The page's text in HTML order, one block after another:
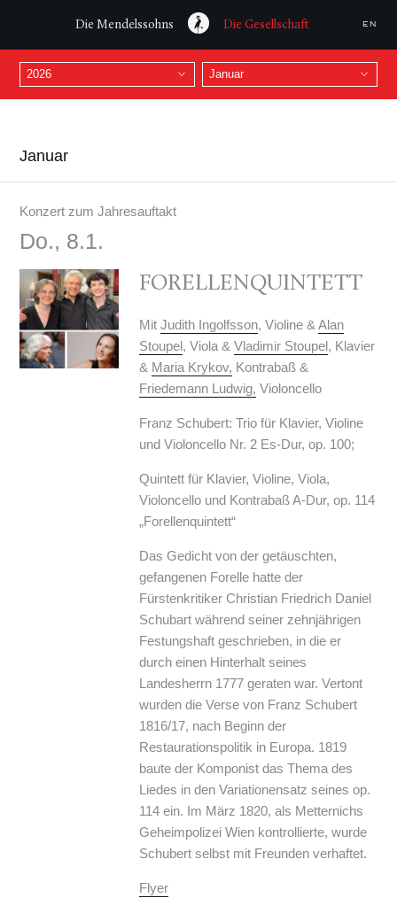
Die Mendelssohns Die Gesellschaft EN
Januar
Konzert zum Jahresauftakt
Do., 8.1.
FORELLENQUINTETT
Mit Judith Ingolfsson, Violine & Alan
Stoupel, Viola & Vladimir Stoupel, Klavier
& Maria Krykov, Kontrabaß &
Friedemann Ludwig, Violoncello
Franz Schubert: Trio für Klavier, Violine
und Violoncello Nr. 2 Es-Dur, op. 100;
Quintett für Klavier, Violine, Viola,
Violoncello und Kontrabaß A-Dur, op. 114
„Forellenquintett“
Das Gedicht von der getäuschten,
gefangenen Forelle hatte der
Fürstenkritiker Christian Friedrich Daniel
Schubart während seiner zehnjährigen
Festungshaft geschrieben, in die er
durch einen Hinterhalt seines
Landesherrn 1777 geraten war. Vertont
wurden die Verse von Franz Schubert
1816/17, nach Beginn der
Restaurationspolitik in Europa. 1819
baute der Komponist das Thema des
Liedes in den Variationensatz seines op.
114 ein. Im März 1820, als Metternichs
Geheimpolizei Wien kontrollierte, wurde
Schubert selbst mit Freunden verhaftet.
Flyer